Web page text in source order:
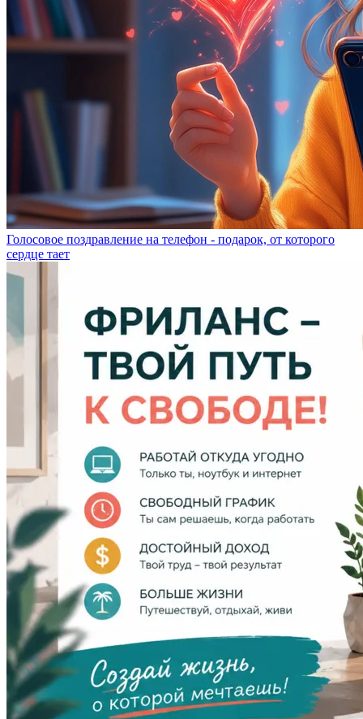
Голосовое поздравление на телефон - подарок, от которого
сердце тает